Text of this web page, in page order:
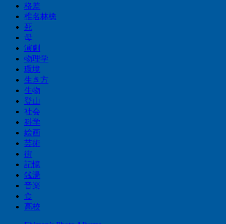
格差
椎名林檎
死
母
演劇
物理学
環境
生き方
生物
登山
社会
科学
絵画
芸術
街
記憶
銭湯
音楽
食
高校